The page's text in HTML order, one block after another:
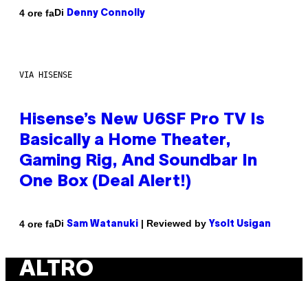
4 ore faDi Denny Connolly
VIA HISENSE
Hisense’s New U6SF Pro TV Is
Basically a Home Theater,
Gaming Rig, And Soundbar In
One Box (Deal Alert!)
4 ore faDi Sam Watanuki | Reviewed by Ysolt Usigan
ALTRO